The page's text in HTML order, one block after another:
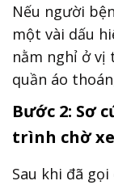
Nếu người
một vài dấu
nằm nghỉ ở vị
quần áo
Bước 2: Sơ
trình chờ
Sau khi đã